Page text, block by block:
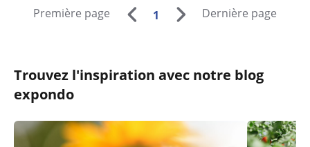
Première page 1 Dernière page
Trouvez l'inspiration avec notre blog
expondo